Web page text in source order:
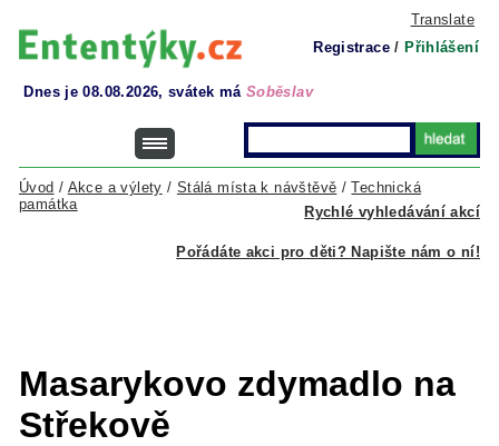
Translate
Registrace / Přihlášení
Dnes je 08.08.2026, svátek má Soběslav
Rychlé vyhledávání akcí
Úvod / Akce a výlety / Stálá místa k návštěvě /Technická
památka
Pořádáte akci pro děti? Napište nám o ní!
Masarykovo zdymadlo na
Střekově